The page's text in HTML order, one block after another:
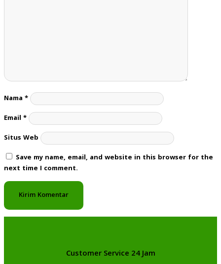
Nama *
Email *
Situs Web
Save my name, email, and website in this browser for the
next time I comment.
Customer Service 24 Jam